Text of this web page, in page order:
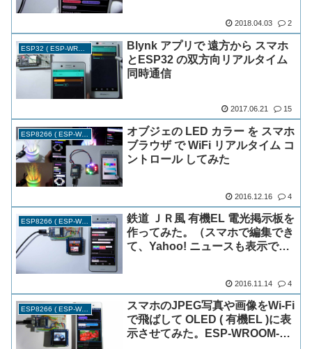
2018.04.03 2
ESP32 ( ESP-WROOM-32 )
Blynk アプリで 遠方から スマホ
とESP32 の双方向リアルタイム
同時通信
2017.06.21 15
ESP8266 ( ESP-WROOM-02 )
オブジェの LED カラー を スマホ
ブラウザ で WiFi リアルタイム コ
ントロール してみた
2016.12.16 4
ESP8266 ( ESP-WROOM-02 )
鉄道 ＪＲ風 有機EL 電光掲示板を
作ってみた。（スマホで編集でき
て、Yahoo! ニュースも表示でき
2016.11.14 4
ESP8266 ( ESP-WROOM-02 )
スマホのJPEG写真や画像をWi-Fi
で飛ばして OLED ( 有機EL )に表
示させてみた。ESP-WROOM-02